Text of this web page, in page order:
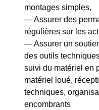
montages simples,
— Assurer des
régulières sur les
— Assurer un
des outils
suivi du matériel en
matériel loué,
techniques,
encombrants